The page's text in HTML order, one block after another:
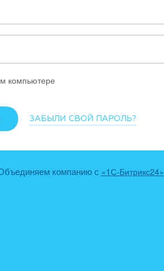
компьютере
ЗАБЫЛИ СВОЙ ПАРОЛЬ?
компанию с «1С-Битрикс24»